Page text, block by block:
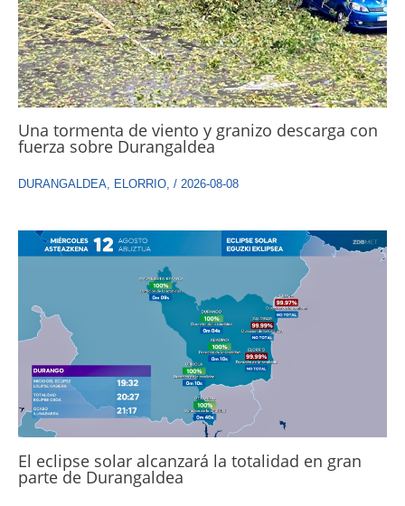
Una tormenta de viento y granizo descarga con
fuerza sobre Durangaldea
DURANGALDEA, ELORRIO, / 2026-08-08
El eclipse solar alcanzará la totalidad en gran
parte de Durangaldea